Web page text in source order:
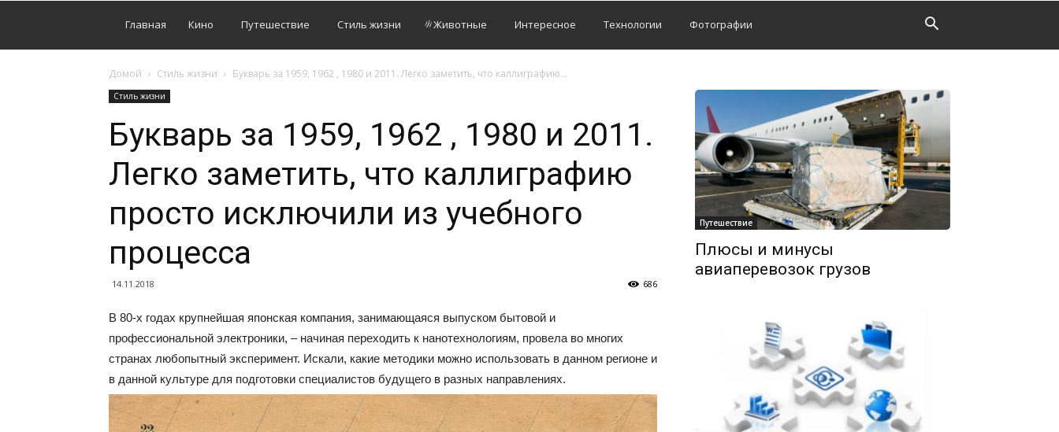
Главная Кино Путешествие Стиль жизни Животные Интересное Технологии Фотографии
Домой Стиль жизни Букварь за 1959, 1962 , 1980 и 2011. Легко заметить, что каллиграфию...
Стиль жизни
Букварь за 1959, 1962 , 1980 и 2011.
Легко заметить, что каллиграфию
просто исключили из учебного
процесса
14.11.2018 686
В 80-х годах крупнейшая японская компания, занимающаяся выпуском бытовой и
профессиональной электроники, – начиная переходить к нанотехнологиям, провела во многих
странах любопытный эксперимент. Искали, какие методики можно использовать в данном регионе и
в данной культуре для подготовки специалистов будущего в разных направлениях.
Путешествие
Плюсы и минусы
авиаперевозок грузов